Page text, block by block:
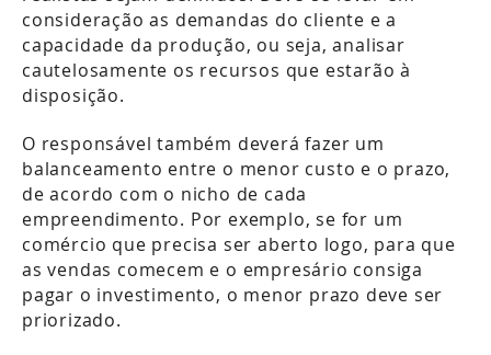
consideração as demandas do cliente e a
capacidade da produção, ou seja, analisar
cautelosamente os recursos que estarão à
disposição.
O responsável também deverá fazer um
balanceamento entre o menor custo e o prazo,
de acordo com o nicho de cada
empreendimento. Por exemplo, se for um
comércio que precisa ser aberto logo, para que
as vendas comecem e o empresário consiga
pagar o investimento, o menor prazo deve ser
priorizado.